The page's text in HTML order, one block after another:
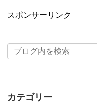
スポンサーリンク
カテゴリー